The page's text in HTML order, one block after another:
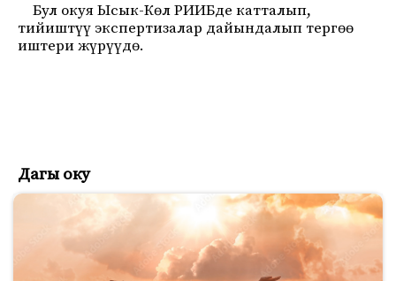
Бул окуя Ысык-Көл РИИБде катталып,
тийиштүү экспертизалар дайындалып тергөө
иштери жүрүүдө.
Дагы оку